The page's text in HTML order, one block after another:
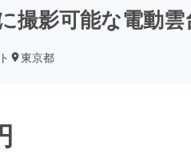
撮影可能な電動
東京都